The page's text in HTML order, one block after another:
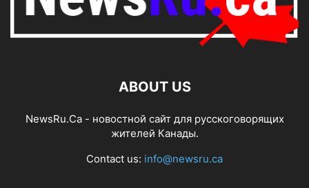
ABOUT US
NewsRu.Ca - новостной сайт для русскоговорящих
жителей Канады.
Contact us: info@newsru.ca